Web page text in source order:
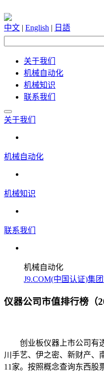
中文 | English | 日語
关于我们
机械自动化
机械知识
联系我们
关于我们
机械自动化
机械知识
联系我们
机械自动化
J9.COM(中国认证)集
仪器公司市值排行榜（
创业板仪器上市公司有透
川手艺、伊之密、新财产、
11家。按照概念查询东西股